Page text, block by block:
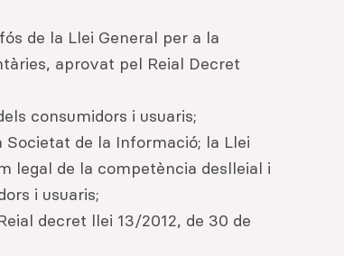
de la Llei General per a la
aprovat pel Reial Decret
consumidors i usuaris;
Societat de la Informació; la Llei
legal de la competència deslleial i
i usuaris;
decret llei 13/2012, de 30 de